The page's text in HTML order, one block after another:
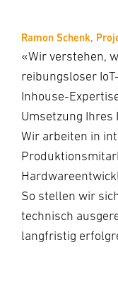
Ramon Schenk,
«Wir verstehen,
reibungsloser
Inhouse-
Umsetzung Ihres
Wir arbeiten in
So stellen wir
technisch
langfristig